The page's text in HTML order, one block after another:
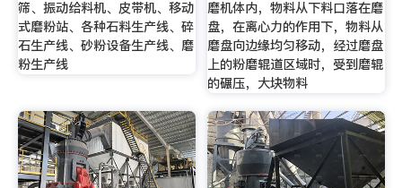
筛、振动给料机、皮带机、移动
式磨粉站、各种石料生产线、碎
石生产线、砂粉设备生产线、磨
粉生产线
磨机体内，物料从下料口落在磨
盘，在离心力的作用下，物料从
磨盘向边缘均匀移动，经过磨盘
上的粉磨辊道区域时，受到磨辊
的碾压，大块物料